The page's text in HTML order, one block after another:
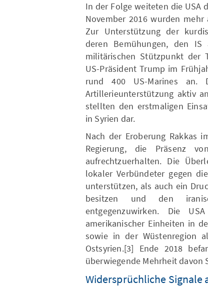
In der Folge weiteten die USA
November 2016 wurden
Zur Unterstützung der
deren Bemühungen, den
militärischen Stützpunkt der
US-Präsident Trump im
rund 400 US-Marines an.
Artillerieunterstützung aktiv
stellten den erstmaligen
in Syrien dar.
Nach der Eroberung Rakkas
Regierung, die Präsenz
aufrechtzuerhalten. Die
lokaler Verbündeter gegen
unterstützen, als auch ein
besitzen und den
entgegenzuwirken. Die
amerikanischer Einheiten in
sowie in der Wüstenregion
Ostsyrien.[3] Ende 2018
überwiegende Mehrheit davon
Widersprüchliche Signale